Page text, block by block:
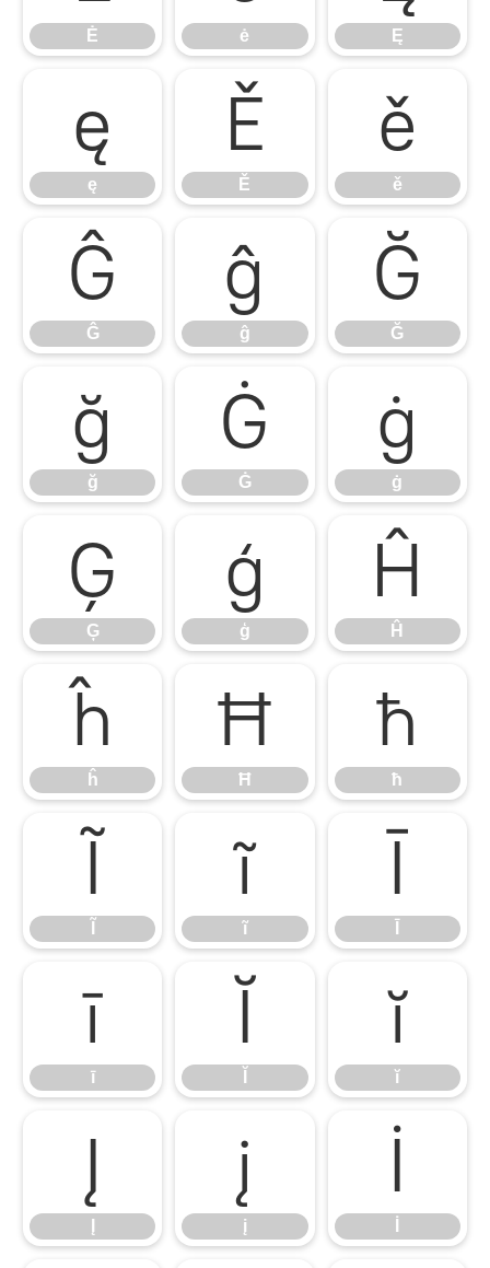
Ė ė Ę
ę
ę
Ě
Ě
ě
ě
Ĝ
Ĝ
ĝ
ĝ
Ğ
Ğ
ğ
ğ
Ġ
Ġ
ġ
ġ
Ģ
Ģ
ģ
ģ
Ĥ
Ĥ
ĥ
ĥ
Ħ
Ħ
ħ
ħ
Ĩ ĩ
ĩ
Ī
ī
ī
Ĭ ĭ
ĭ
Į į
į
İ